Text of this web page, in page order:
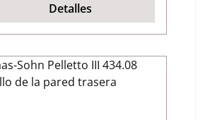
Detalles